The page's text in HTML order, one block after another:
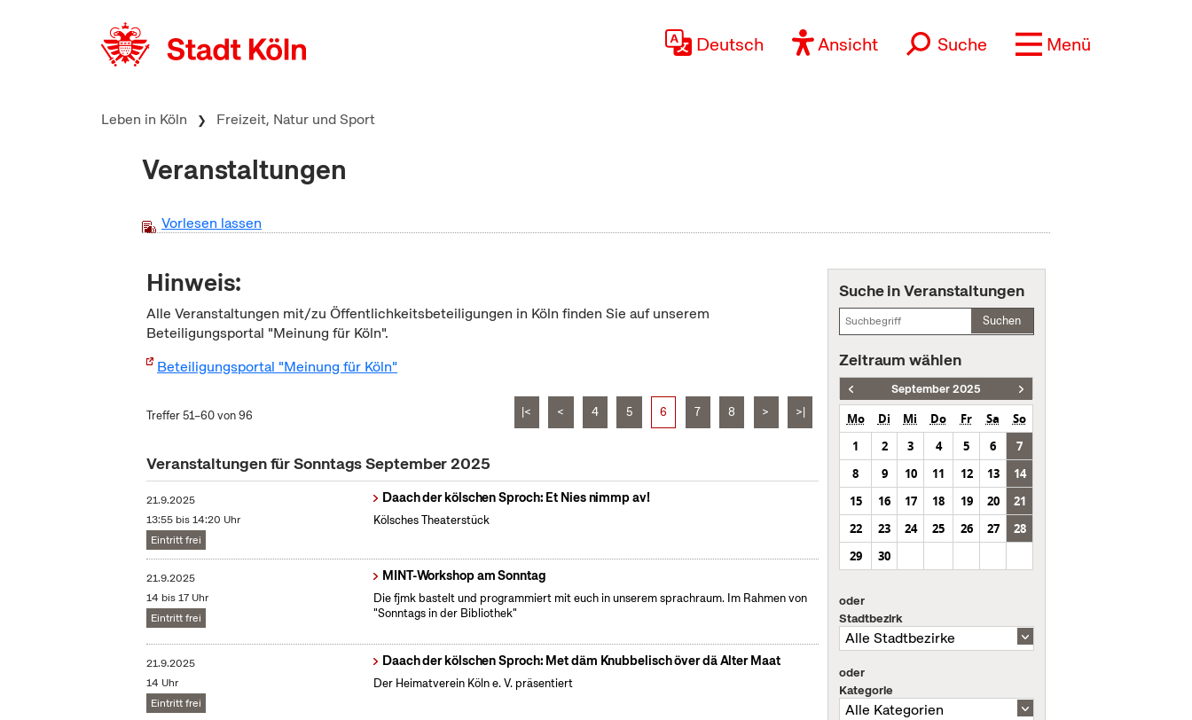
Deutsch Ansicht Suche Menü
Leben in Köln Freizeit, Natur und Sport
Veranstaltungen
Vorlesen lassen
Hinweis:
Alle Veranstaltungen mit/zu Öffentlichkeitsbeteiligungen in Köln finden Sie auf unserem
Beteiligungsportal "Meinung für Köln".
Beteiligungsportal "Meinung für Köln"
Treffer 51–60 von 96 |< < 4 5 6 7 8 > >|
Veranstaltungen für Sonntags September 2025
21.9.2025
13:55 bis 14:20 Uhr
Eintritt frei
Daach der kölschen Sproch: Et Nies nimmp av!
Kölsches Theaterstück
21.9.2025
14 bis 17 Uhr
Eintritt frei
MINT-Workshop am Sonntag
Die fjmk bastelt und programmiert mit euch in unserem sprachraum. Im Rahmen von
"Sonntags in der Bibliothek"
21.9.2025
14 Uhr
Eintritt frei
Daach der kölschen Sproch: Met däm Knubbelisch över dä Alter Maat
Der Heimatverein Köln e. V. präsentiert
Suche in Veranstaltungen
Suchen
Zeitraum wählen
September 2025
Mo Di Mi Do Fr Sa
So
1
2 3 4 5 6
7
8
9 10 11 12 13
14
15
16 17 18 19 20
21
22
23 24 25 26 27
28
29
30
oder
Stadtbezirk
oder
Kategorie